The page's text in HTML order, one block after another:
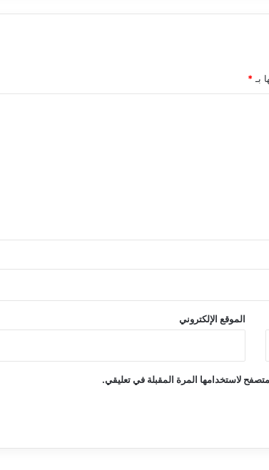
بـ *
الموقع الإلكتروني
لاستخدامها المرة المقبلة في تعليقي.